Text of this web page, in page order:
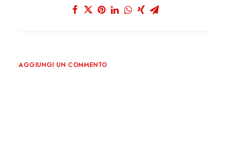
AGGIUNGI UN COMMENTO